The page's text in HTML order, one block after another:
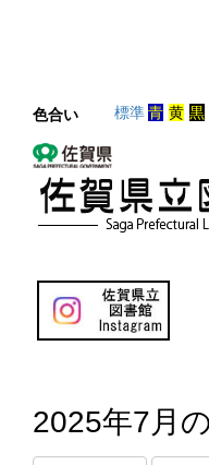
色合い 標準青 黄 黒
2025年7月